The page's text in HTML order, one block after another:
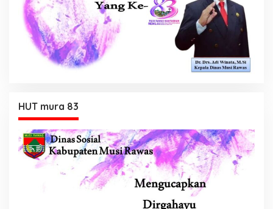
HUT mura 83